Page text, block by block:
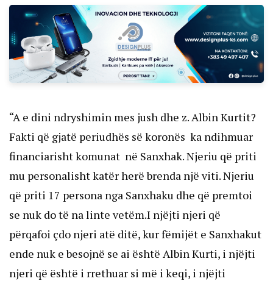
“A e dini ndryshimin mes jush dhe z. Albin Kurtit?
Fakti që gjatë periudhës së koronës ka ndihmuar
financiarisht komunat në Sanxhak. Njeriu që priti
mu personalisht katër herë brenda një viti. Njeriu
që priti 17 persona nga Sanxhaku dhe që premtoi
se nuk do të na linte vetëm.I njëjti njeri që
përqafoi çdo njeri atë ditë, kur fëmijët e Sanxhakut
ende nuk e besojnë se ai është Albin Kurti, i njëjti
njeri që është i rrethuar si më i keqi, i njëjti